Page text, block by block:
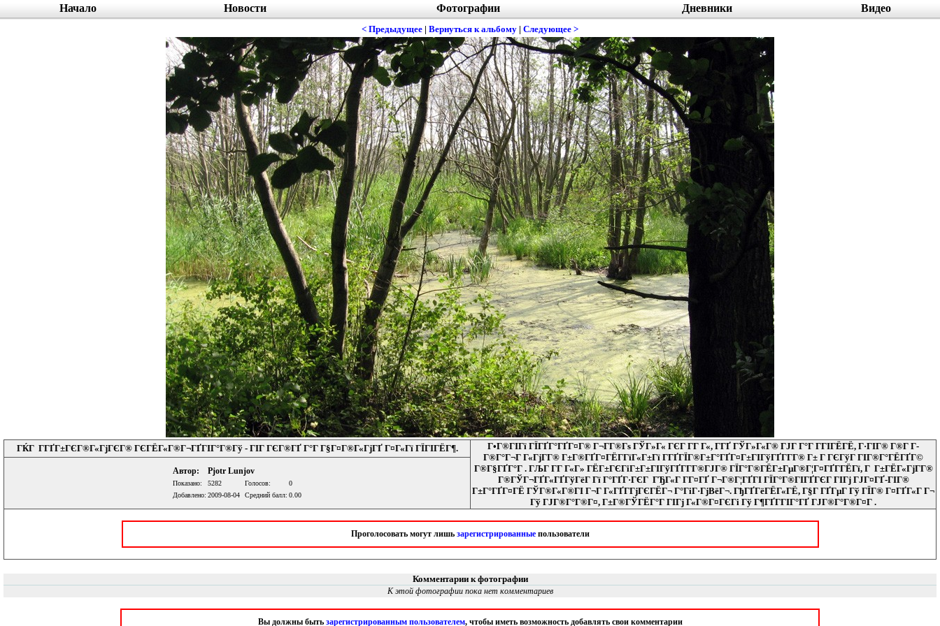
Начало Новости Фотографии Дневники Видео
< Предыдущее | Вернуться к альбому | Следующее >
ГЌГ Г­ГҐГ±ГЄГ®Г«ГјГЄГ® ГЄГЁГ«Г®Г¬ГҐГІГ°Г®Гў - ГІГ ГЄГ®ГҐ Г°Г Г§Г¤Г®Г«ГјГҐ Г¤Г«Гї ГЇГІГЁГ¶.
Г•Г®ГІГї ГЇГҐГ°ГҐГ¤Г® Г¬Г­Г®Гѕ ГЎГ»Г« ГЄГ Г­Г Г«, Г­ГҐ ГЎГ»Г«Г® ГЈГ Г°Г Г­ГІГЁГЁ, Г·ГІГ® Г®Г­ Г­
Г®Г°Г¬Г Г«ГјГ­Г® Г±Г®ГҐГ¤ГЁГ­ГїГ«Г±Гї Г­ГҐГЇГ®Г±Г°ГҐГ¤Г±ГІГўГҐГ­Г­Г® Г± Г ГЄГўГ ГІГ®Г°ГЁГҐГ©
Г®Г§ГҐГ°Г . ГЉГ Г­Г Г«Г» ГЁГ±ГЄГіГ±Г±ГІГўГҐГ­Г­Г®ГЈГ® ГЇГ°Г®ГЁГ±ГµГ®Г¦Г¤ГҐГ­ГЁГї, Г Г±ГЁГ«ГјГ­Г®
Г®ГЎГ¬ГҐГ«ГҐГўГёГ Гї Г°ГҐГ·ГЄГ ГЂГ«Г Г­Г¤ГҐ Г¬Г®Г¦ГҐГІ ГЇГ°Г®ГІГҐГЄГ ГІГј ГЈГ¤ГҐ-ГІГ®
Г±Г°ГҐГ¤ГЁ ГЎГ®Г«Г®ГІ Г¬Г Г«ГҐГ­ГјГЄГЁГ¬ Г°ГіГ·ГјВёГ¬. ГђГҐГёГЁГ«ГЁ, Г§Г ГҐГµГ Гў ГЇГ® Г¤ГҐГ«Г Г¬
Гў ГЈГ®Г°Г®Г¤, Г±Г®ГЎГЁГ°Г ГІГј Г«Г®Г¤ГЄГі Гў Г¶ГҐГ­ГІГ°ГҐ ГЈГ®Г°Г®Г¤Г .
Автор: Pjotr Lunjov
Показано: 5282 Голосов:
0
Добавлено: 2009-08-04 Средний балл: 0.00
Проголосовать могут лишь зарегистрированныепользователи
Комментарии к фотографии
К этой фотографии пока нет комментариев
Вы должны быть зарегистрированным пользователем, чтобы иметь возможность добавлять свои комментарии